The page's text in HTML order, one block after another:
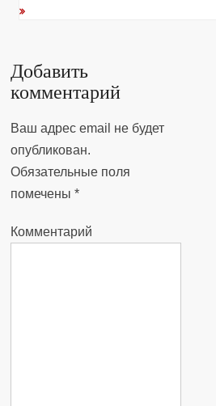
Добавить
комментарий
Ваш адрес email не будет
опубликован.
Обязательные поля
помечены*
Комментарий